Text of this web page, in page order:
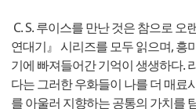
C. S. 루이스를 만난 것은 참으로
연대기』 시리즈를 모두 읽으며, 흥
기에 빠져들어간 기억이 생생하다.
다는 그러한 우화들이 나를 더 매료
를 아울러 지향하는 공통의 가치를